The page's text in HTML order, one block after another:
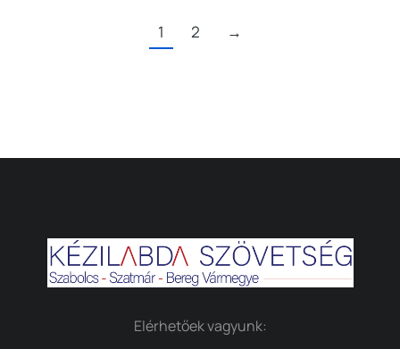
1 2 →
Elérhetőek vagyunk: